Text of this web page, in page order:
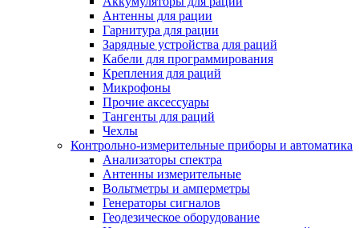
Антенны для рации
Гарнитура для рации
Зарядные устройства для раций
Кабели для программирования
Крепления для раций
Микрофоны
Прочие аксессуары
Тангенты для раций
Чехлы
Контрольно-измерительные приборы и автоматика
Анализаторы спектра
Антенны измерительные
Вольтметры и амперметры
Генераторы сигналов
Геодезическое оборудование